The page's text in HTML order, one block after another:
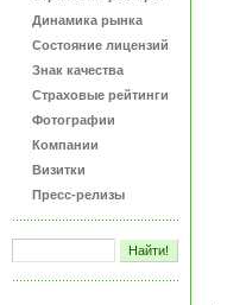
Динамика рынка
Состояние лицензий
Знак качества
Страховые рейтинги
Фотографии
Компании
Визитки
Пресс-релизы